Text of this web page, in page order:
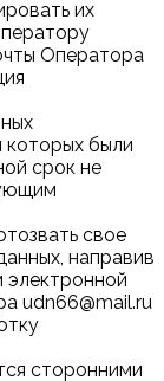
их
Оператора
которых были
срок не
свое
направив
udn66@mail.ru
сторонними